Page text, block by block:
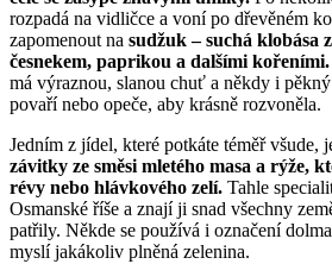
rozpadá na vidličce a voní po dřevěném
zapomenout na sudžuk – suchá klobása
česnekem, paprikou a dalšími kořeními.
má výraznou, slanou chuť a někdy i
povaří nebo opeče, aby krásně rozvoněla.
Jedním z jídel, které potkáte téměř všude,
závitky ze směsi mletého masa a rýže,
révy nebo hlávkového zelí. Tahle
Osmanské říše a znají ji snad všechny
patřily. Někde se používá i označení
myslí jakákoliv plněná zelenina.